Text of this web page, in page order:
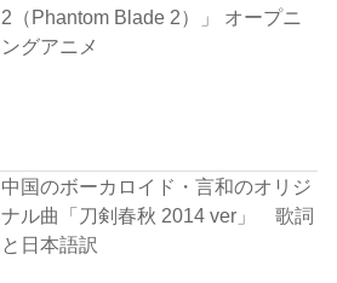
2（Phantom Blade 2）」 オープニ
ングアニメ
中国のボーカロイド・言和のオリジ
ナル曲「刀剣春秋 2014 ver」 歌詞
と日本語訳